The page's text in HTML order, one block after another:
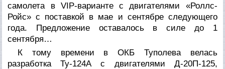
самолета в VIP-варианте с двигателями «Роллс-
Ройс» с поставкой в мае и сентябре следующего
года. Предложение оставалось в силе до 1
сентября…
К тому времени в ОКБ Туполева велась
разработка Ту-124А с двигателями Д-20П-125,